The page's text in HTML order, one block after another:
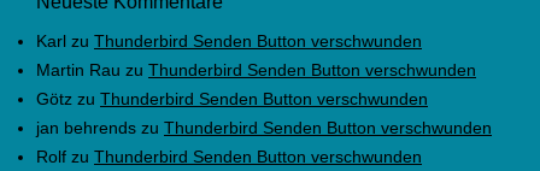
Karl zu Thunderbird Senden Button verschwunden
Martin Rau zu Thunderbird Senden Button verschwunden
Götz zu Thunderbird Senden Button verschwunden
jan behrends zu Thunderbird Senden Button verschwunden
Rolf zu Thunderbird Senden Button verschwunden